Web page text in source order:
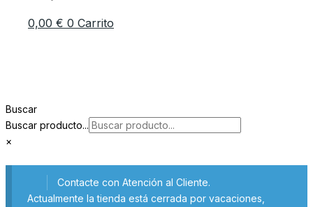
0,00 € 0 Carrito
Buscar
Buscar producto...
×
Contacte con Atención al Cliente.
Actualmente la tienda está cerrada por vacaciones,